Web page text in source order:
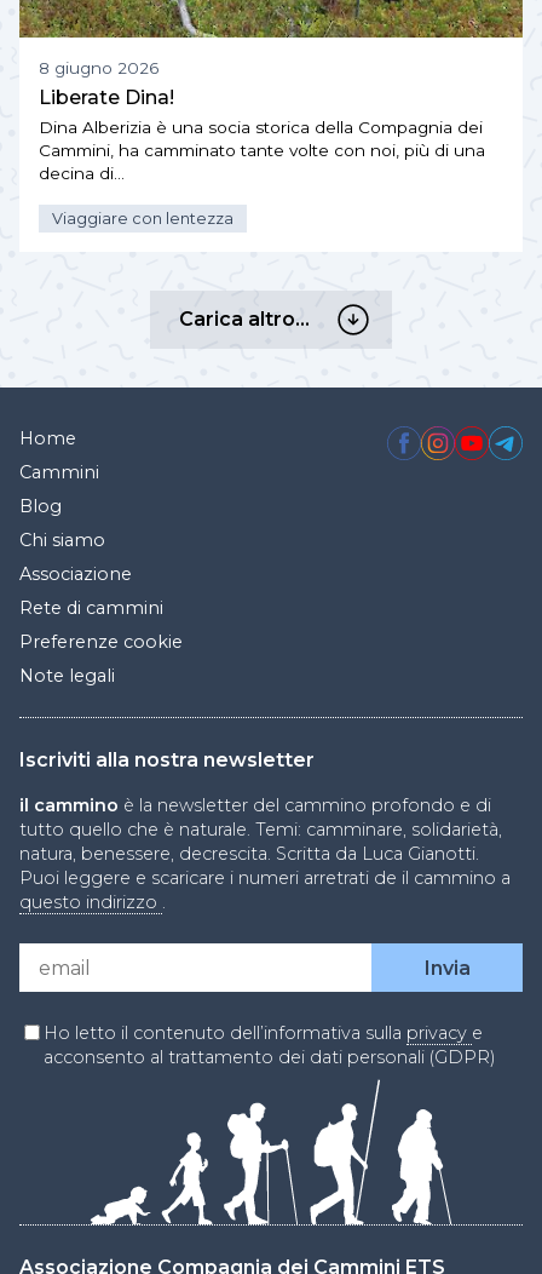
8 giugno 2026
Liberate Dina!
Dina Alberizia è una socia storica della Compagnia dei
Cammini, ha camminato tante volte con noi, più di una
decina di…
Viaggiare con lentezza
Carica altro…
Carica
altro…
Associazione Compagnia dei Cammini ETS
Home
Cammini
Blog
Chi siamo
Associazione
Rete di cammini
Preferenze cookie
Note legali
Iscriviti alla nostra newsletter
il cammino è la newsletter del cammino profondo e di
tutto quello che è naturale. Temi: camminare, solidarietà,
natura, benessere, decrescita. Scritta da Luca Gianotti.
Puoi leggere e scaricare i numeri arretrati de il cammino a
questo indirizzo .
Ho letto il contenuto dell’informativa sulla privacy e
acconsento al trattamento dei dati personali (GDPR)